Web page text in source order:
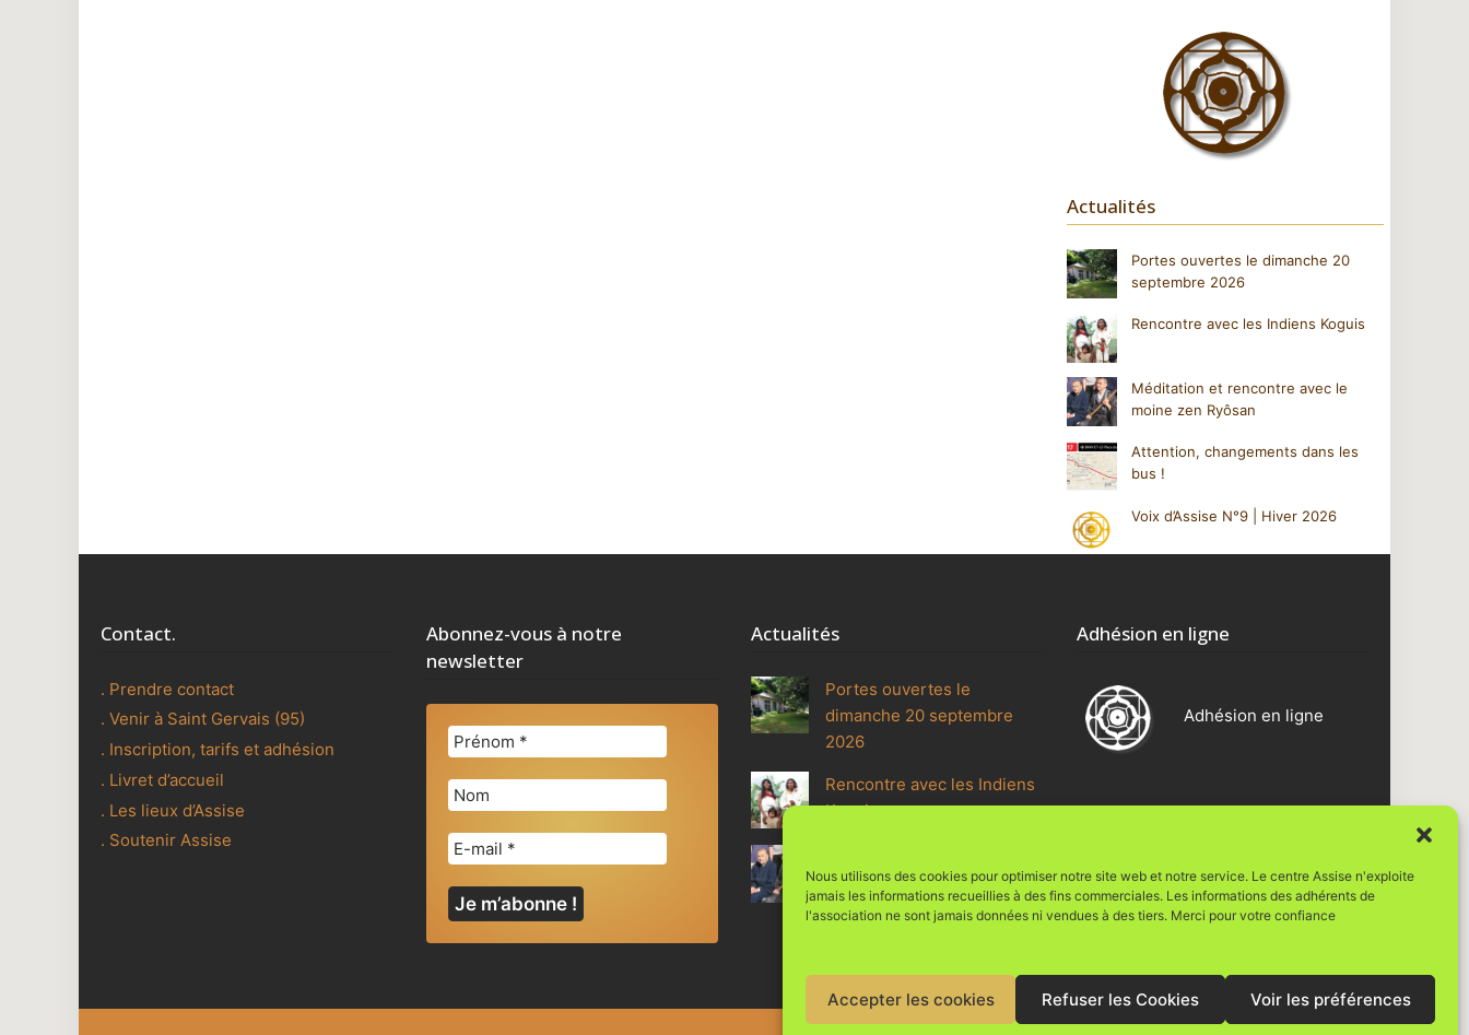
Nous utilisons des cookies pour optimiser notre site web et notre service. Le centre Assise n'exploite
jamais les informations recueillies à des fins commerciales. Les informations des adhérents de
l'association ne sont jamais données ni vendues à des tiers. Merci pour votre confiance
Accepter les cookies Refuser les Cookies Voir les préférences
Actualités
Portes ouvertes le dimanche 20
septembre 2026
Rencontre avec les Indiens Koguis
Méditation et rencontre avec le
moine zen Ryôsan
Attention, changements dans les
bus !
Voix d’Assise N°9 | Hiver 2026
Contact.
. Prendre contact
. Venir à Saint Gervais (95)
. Inscription, tarifs et adhésion
. Livret d’accueil
. Les lieux d’Assise
. Soutenir Assise
Abonnez-vous à notre
newsletter
Actualités
Portes ouvertes le
dimanche 20 septembre
2026
Rencontre avec les Indiens
Koguis
avec le moine zen Ryôsan
Adhésion en ligne
Adhésion en ligne